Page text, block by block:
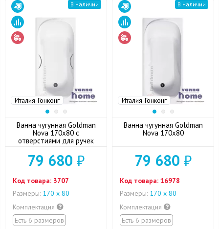
Италия-Гонконг
В наличии
Ванна чугунная Goldman
Nova 170х80 с
отверстиями для ручек
79 680 ₽
Код товара: 3707
Размеры: 170 х 80
Комплектация
Есть 6 размеров
Италия-Гонконг
В наличии
Ванна чугунная Goldman
Nova 170x80
79 680 ₽
Код товара: 16978
Размеры: 170 х 80
Комплектация
Есть 6 размеров